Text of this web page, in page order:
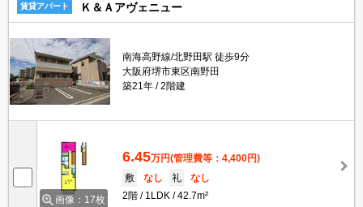
賃貸アパート Ｋ＆Ａアヴェニュー
南海高野線/北野田駅 徒歩9分
大阪府堺市東区南野田
築21年
2階建
画像：17枚
6.45万円(管理費等：4,400円)
敷
なし 礼
なし
2階
1LDK 42.7m²